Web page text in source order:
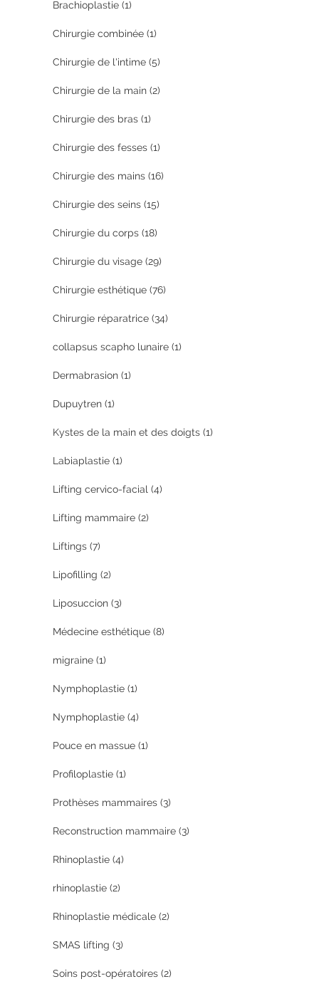
Brachioplastie (1)
Chirurgie combinée (1)
Chirurgie de l'intime (5)
Chirurgie de la main (2)
Chirurgie des bras (1)
Chirurgie des fesses (1)
Chirurgie des mains (16)
Chirurgie des seins (15)
Chirurgie du corps (18)
Chirurgie du visage (29)
Chirurgie esthétique (76)
Chirurgie réparatrice (34)
collapsus scapho lunaire (1)
Dermabrasion (1)
Dupuytren (1)
Kystes de la main et des doigts (1)
Labiaplastie (1)
Lifting cervico-facial (4)
Lifting mammaire (2)
Liftings (7)
Lipofilling (2)
Liposuccion (3)
Médecine esthétique (8)
migraine (1)
Nymphoplastie (1)
Nymphoplastie (4)
Pouce en massue (1)
Profiloplastie (1)
Prothèses mammaires (3)
Reconstruction mammaire (3)
Rhinoplastie (4)
rhinoplastie (2)
Rhinoplastie médicale (2)
SMAS lifting (3)
Soins post-opératoires (2)